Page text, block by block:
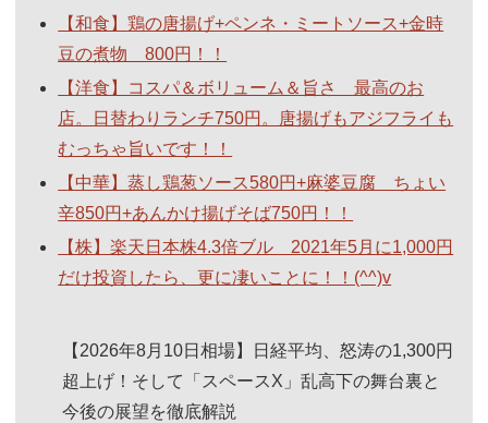
【和食】鶏の唐揚げ+ペンネ・ミートソース+金時
豆の煮物 800円！！
【洋食】コスパ＆ボリューム＆旨さ 最高のお
店。日替わりランチ750円。唐揚げもアジフライも
むっちゃ旨いです！！
【中華】蒸し鶏葱ソース580円+麻婆豆腐 ちょい
辛850円+あんかけ揚げそば750円！！
【株】楽天日本株4.3倍ブル 2021年5月に1,000円
だけ投資したら、更に凄いことに！！(^^)v
【2026年8月10日相場】日経平均、怒涛の1,300円
超上げ！そして「スペースX」乱高下の舞台裏と
今後の展望を徹底解説